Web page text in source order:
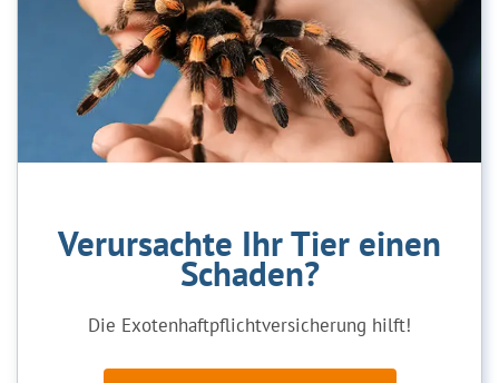
Verursachte Ihr Tier einen
Schaden?
Die Exotenhaftpflichtversicherung hilft!